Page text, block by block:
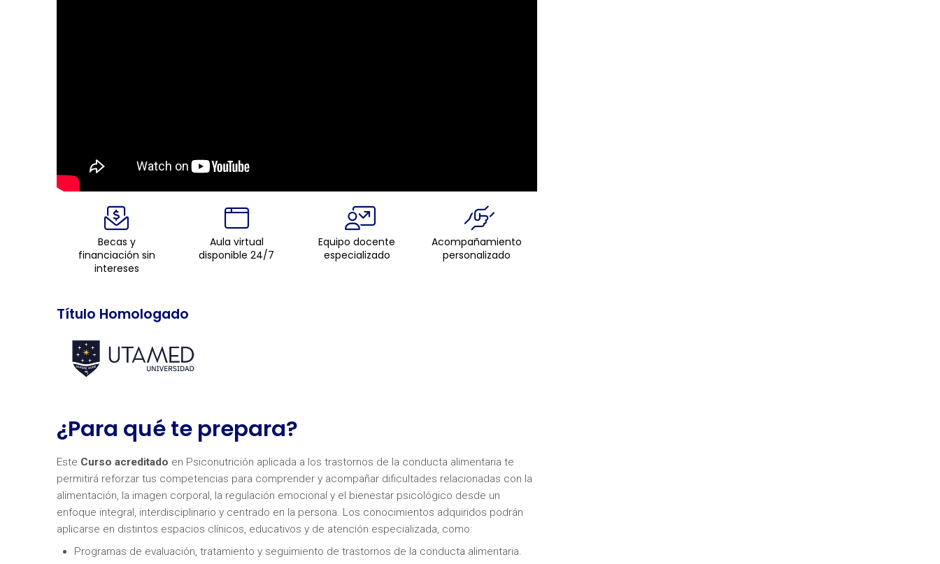
Becas y
financiación sin
intereses
Aula virtual
disponible 24/7
Equipo docente
especializado
Acompañamiento
personalizado
Título Homologado
¿Para qué te prepara?
Este Curso acreditado en Psiconutrición aplicada a los trastornos de la conducta alimentaria te
permitirá reforzar tus competencias para comprender y acompañar dificultades relacionadas con la
alimentación, la imagen corporal, la regulación emocional y el bienestar psicológico desde un
enfoque integral, interdisciplinario y centrado en la persona. Los conocimientos adquiridos podrán
aplicarse en distintos espacios clínicos, educativos y de atención especializada, como:
Programas de evaluación, tratamiento y seguimiento de trastornos de la conducta alimentaria.